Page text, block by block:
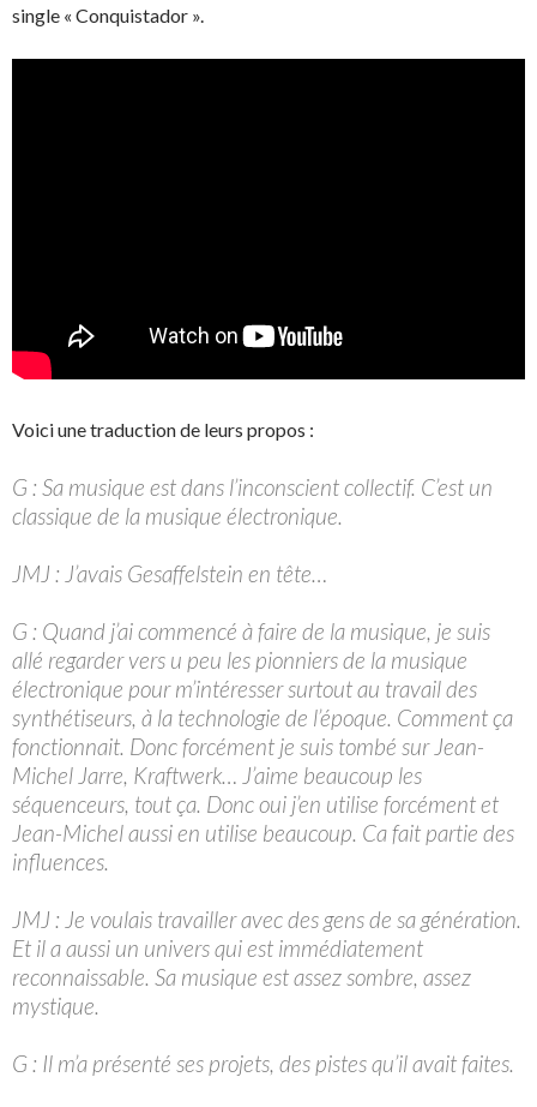
single « Conquistador ».
Voici une traduction de leurs propos :
G : Sa musique est dans l’inconscient collectif. C’est un
classique de la musique électronique.
JMJ : J’avais Gesaffelstein en tête…
G : Quand j’ai commencé à faire de la musique, je suis
allé regarder vers u peu les pionniers de la musique
électronique pour m’intéresser surtout au travail des
synthétiseurs, à la technologie de l’époque. Comment ça
fonctionnait. Donc forcément je suis tombé sur Jean-
Michel Jarre, Kraftwerk… J’aime beaucoup les
séquenceurs, tout ça. Donc oui j’en utilise forcément et
Jean-Michel aussi en utilise beaucoup. Ca fait partie des
influences.
JMJ : Je voulais travailler avec des gens de sa génération.
Et il a aussi un univers qui est immédiatement
reconnaissable. Sa musique est assez sombre, assez
mystique.
G : Il m’a présenté ses projets, des pistes qu’il avait faites.